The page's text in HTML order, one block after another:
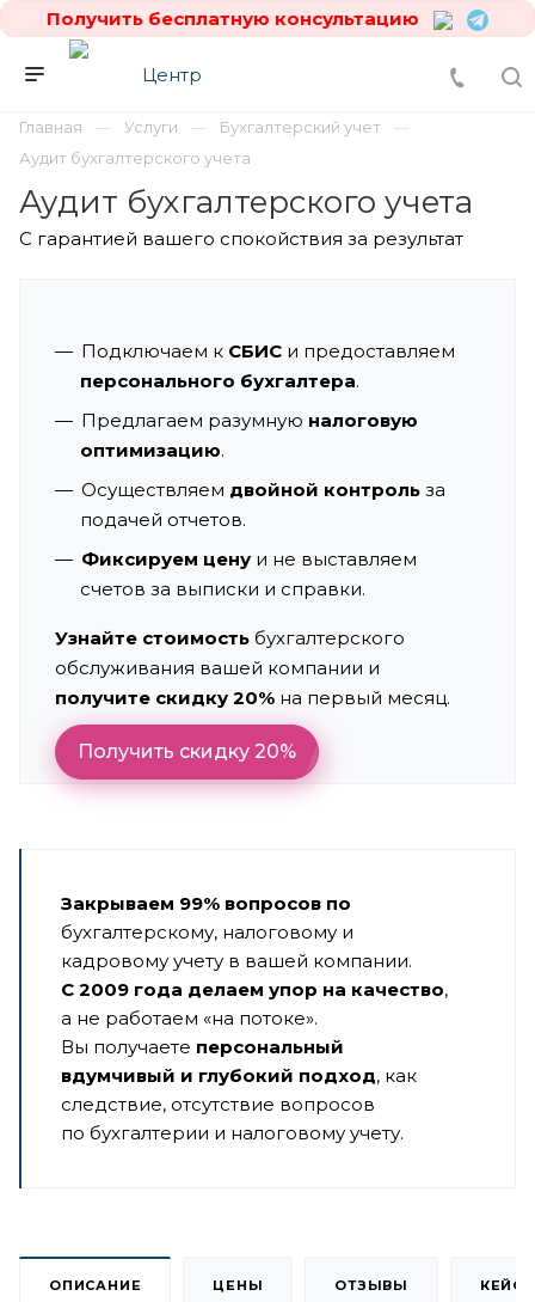
Получить бесплатную консультацию
Главная Услуги
Бухгалтерский учет
Аудит бухгалтерского учета
Аудит бухгалтерского учета
С гарантией вашего спокойствия за результат
Подключаем к СБИС и предоставляем
персонального бухгалтера.
Предлагаем разумную налоговую
оптимизацию.
Осуществляем двойной контроль за
подачей отчетов.
Фиксируем цену и не выставляем
счетов за выписки и справки.
Узнайте стоимость бухгалтерского
обслуживания вашей компании и
получите скидку 20% на первый месяц.
Получить скидку 20%
Закрываем 99% вопросов по
бухгалтерскому, налоговому и
кадровому учету в вашей компании.
С 2009 года делаем упор на качество,
а не работаем «на потоке».
Вы получаете персональный
вдумчивый и глубокий подход, как
следствие, отсутствие вопросов
по бухгалтерии и налоговому учету.
ОПИСАНИЕ ЦЕНЫ ОТЗЫВЫ